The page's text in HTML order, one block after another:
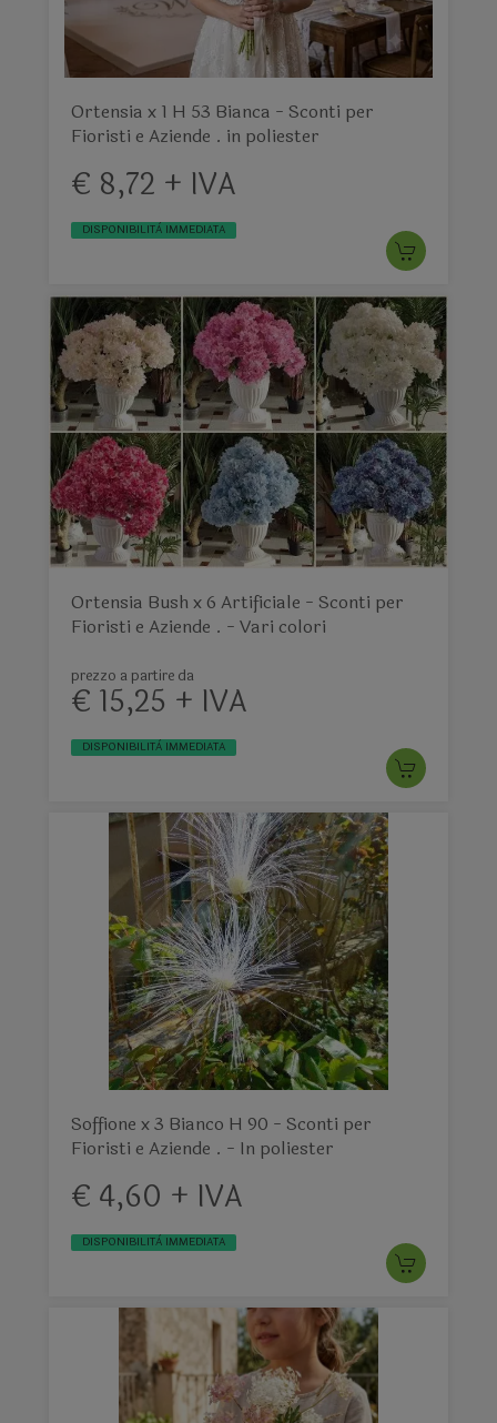
Ortensia x 1 H 53 Bianca - Sconti per
Fioristi e Aziende . in poliester
€ 8,72 + IVA
DISPONIBILITÀ IMMEDIATA
Ortensia Bush x 6 Artificiale - Sconti per
Fioristi e Aziende . - Vari colori
prezzo a partire da
€ 15,25 + IVA
DISPONIBILITÀ IMMEDIATA
Soffione x 3 Bianco H 90 - Sconti per
Fioristi e Aziende . - In poliester
€ 4,60 + IVA
DISPONIBILITÀ IMMEDIATA